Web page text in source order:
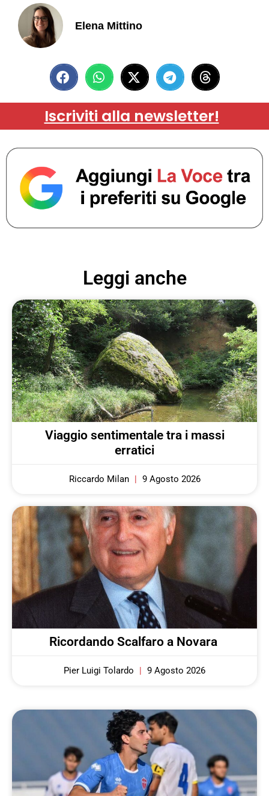
Elena Mittino
Iscriviti alla newsletter!
Leggi anche
Viaggio sentimentale tra i massi
erratici
Riccardo Milan 9 Agosto 2026
Ricordando Scalfaro a Novara
Pier Luigi Tolardo 9 Agosto 2026